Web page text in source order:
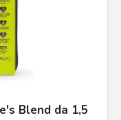
Blend da 1,5